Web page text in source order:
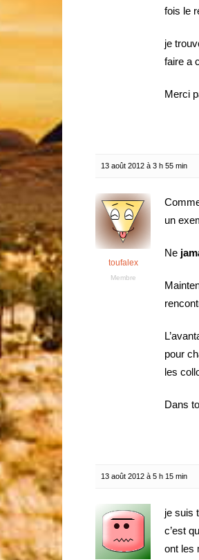
fois le
je
faire a
Merci
13 août 2012 à 3 h 55 min
toufalex
Membre
un
Ne
pour
les
Dans
13 août 2012 à 5 h 15 min
je suis
c’est
ont les